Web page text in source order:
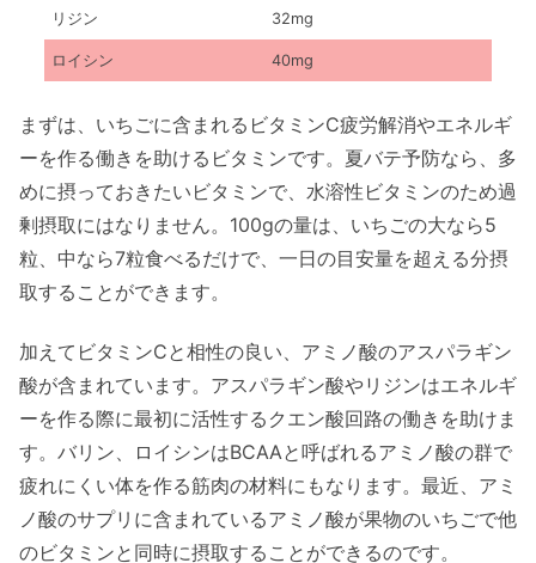
リジン 32mg
ロイシン 40mg
まずは、いちごに含まれるビタミンC疲労解消やエネルギ
ーを作る働きを助けるビタミンです。夏バテ予防なら、多
めに摂っておきたいビタミンで、水溶性ビタミンのため過
剰摂取にはなりません。100gの量は、いちごの大なら5
粒、中なら7粒食べるだけで、一日の目安量を超える分摂
取することができます。
加えてビタミンCと相性の良い、アミノ酸のアスパラギン
酸が含まれています。アスパラギン酸やリジンはエネルギ
ーを作る際に最初に活性するクエン酸回路の働きを助けま
す。バリン、ロイシンはBCAAと呼ばれるアミノ酸の群で
疲れにくい体を作る筋肉の材料にもなります。最近、アミ
ノ酸のサプリに含まれているアミノ酸が果物のいちごで他
のビタミンと同時に摂取することができるのです。